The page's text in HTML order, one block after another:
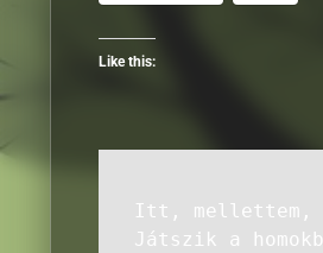
Like this:
Itt, mellettem,
Játszik a